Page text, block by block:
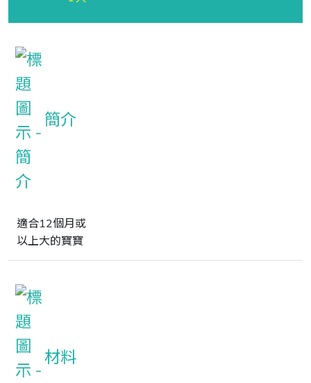
簡介
適合12個月或
以上大的寶寶
材料